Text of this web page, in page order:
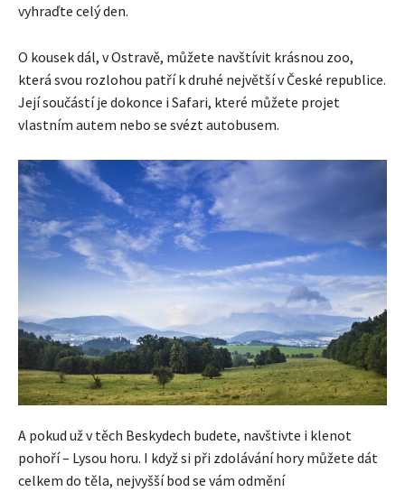
vyhraďte celý den.
O kousek dál, v Ostravě, můžete navštívit krásnou zoo,
která svou rozlohou patří k druhé největší v České republice.
Její součástí je dokonce i Safari, které můžete projet
vlastním autem nebo se svézt autobusem.
A pokud už v těch Beskydech budete, navštivte i klenot
pohoří – Lysou horu. I když si při zdolávání hory můžete dát
celkem do těla, nejvyšší bod se vám odmění